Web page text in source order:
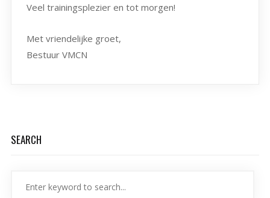
Veel trainingsplezier en tot morgen!
Met vriendelijke groet,
Bestuur VMCN
SEARCH